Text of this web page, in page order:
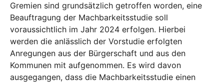
Gremien sind grundsätzlich getroffen worden, eine
Beauftragung der Machbarkeitsstudie soll
voraussichtlich im Jahr 2024 erfolgen. Hierbei
werden die anlässlich der Vorstudie erfolgten
Anregungen aus der Bürgerschaft und aus den
Kommunen mit aufgenommen. Es wird davon
ausgegangen, dass die Machbarkeitsstudie einen